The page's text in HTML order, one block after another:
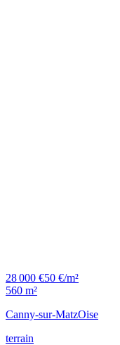
28 000 €50 €/m²
560 m²
Canny-sur-MatzOise
terrain